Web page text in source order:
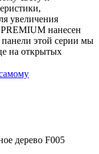
увеличения
нанесен
этой серии мы
на открытых
дерево F005